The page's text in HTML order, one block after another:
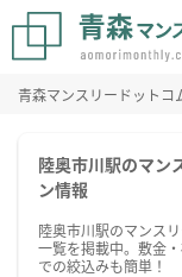
青森マンスリードットコ
陸奥市川駅のマン
ン情報
陸奥市川駅のマンス
一覧を掲載中。敷金
での絞込みも簡単！